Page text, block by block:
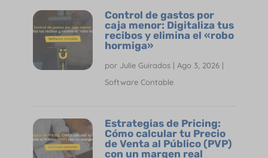
Control de gastos por
caja menor: Digitaliza tus
recibos y elimina el «robo
hormiga»
por Julie Guirados| Ago 3, 2026|
Software Contable
Estrategias de Pricing:
Cómo calcular tu Precio
de Venta al Público (PVP)
con un margen real